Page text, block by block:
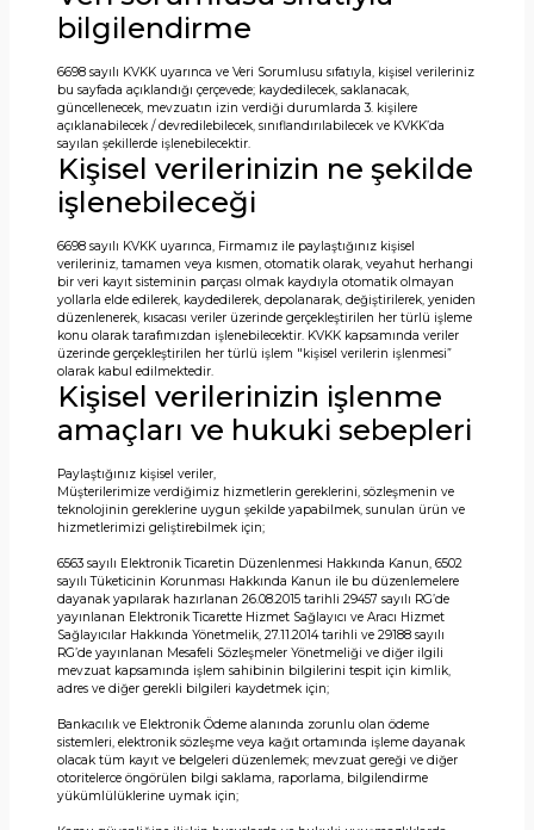
bilgilendirme
6698 sayılı KVKK uyarınca ve Veri Sorumlusu sıfatıyla, kişisel verileriniz
bu sayfada açıklandığı çerçevede; kaydedilecek, saklanacak,
güncellenecek, mevzuatın izin verdiği durumlarda 3. kişilere
açıklanabilecek / devredilebilecek, sınıflandırılabilecek ve KVKK’da
sayılan şekillerde işlenebilecektir.
Kişisel verilerinizin ne şekilde
işlenebileceği
6698 sayılı KVKK uyarınca, Firmamız ile paylaştığınız kişisel
verileriniz, tamamen veya kısmen, otomatik olarak, veyahut herhangi
bir veri kayıt sisteminin parçası olmak kaydıyla otomatik olmayan
yollarla elde edilerek, kaydedilerek, depolanarak, değiştirilerek, yeniden
düzenlenerek, kısacası veriler üzerinde gerçekleştirilen her türlü işleme
konu olarak tarafımızdan işlenebilecektir. KVKK kapsamında veriler
üzerinde gerçekleştirilen her türlü işlem "kişisel verilerin işlenmesi”
olarak kabul edilmektedir.
Kişisel verilerinizin işlenme
amaçları ve hukuki sebepleri
Paylaştığınız kişisel veriler,
Müşterilerimize verdiğimiz hizmetlerin gereklerini, sözleşmenin ve
teknolojinin gereklerine uygun şekilde yapabilmek, sunulan ürün ve
hizmetlerimizi geliştirebilmek için;
6563 sayılı Elektronik Ticaretin Düzenlenmesi Hakkında Kanun, 6502
sayılı Tüketicinin Korunması Hakkında Kanun ile bu düzenlemelere
dayanak yapılarak hazırlanan 26.08.2015 tarihli 29457 sayılı RG’de
yayınlanan Elektronik Ticarette Hizmet Sağlayıcı ve Aracı Hizmet
Sağlayıcılar Hakkında Yönetmelik, 27.11.2014 tarihli ve 29188 sayılı
RG’de yayınlanan Mesafeli Sözleşmeler Yönetmeliği ve diğer ilgili
mevzuat kapsamında işlem sahibinin bilgilerini tespit için kimlik,
adres ve diğer gerekli bilgileri kaydetmek için;
Bankacılık ve Elektronik Ödeme alanında zorunlu olan ödeme
sistemleri, elektronik sözleşme veya kağıt ortamında işleme dayanak
olacak tüm kayıt ve belgeleri düzenlemek; mevzuat gereği ve diğer
otoritelerce öngörülen bilgi saklama, raporlama, bilgilendirme
yükümlülüklerine uymak için;